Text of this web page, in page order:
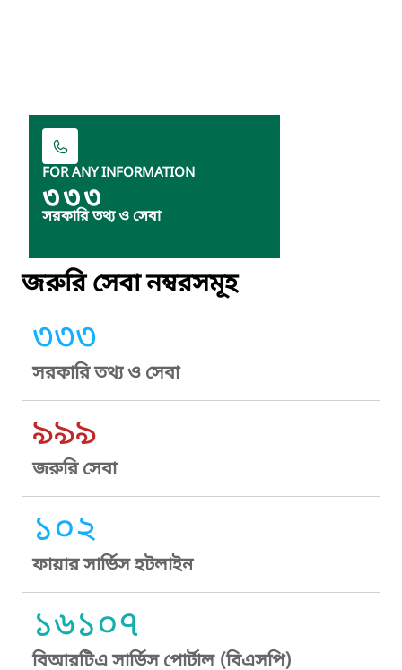
FOR ANY INFORMATION
৩৩৩
সরকারি তথ্য ও সেবা
জরুরি সেবা নম্বরসমূহ
৩৩৩
সরকারি তথ্য ও সেবা
৯৯৯
জরুরি সেবা
১০২
ফায়ার সার্ভিস হটলাইন
১৬১০৭
বিআরটিএ সার্ভিস পোর্টাল (বিএসপি)